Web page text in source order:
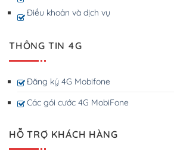
Điều khoản và dịch vụ
THÔNG TIN 4G
Đăng ký 4G Mobifone
Các gói cước 4G MobiFone
HỖ TRỢ KHÁCH HÀNG